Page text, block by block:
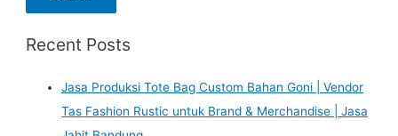
Recent Posts
Jasa Produksi Tote Bag Custom Bahan Goni | Vendor
Tas Fashion Rustic untuk Brand & Merchandise | Jasa